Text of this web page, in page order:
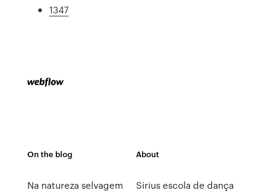
1347
On the blog
Na natureza selvagem
About
Sirius escola de dança